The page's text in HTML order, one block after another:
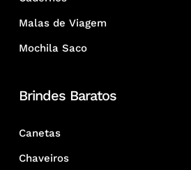
Malas de Viagem
Mochila Saco
Brindes Baratos
Canetas
Chaveiros